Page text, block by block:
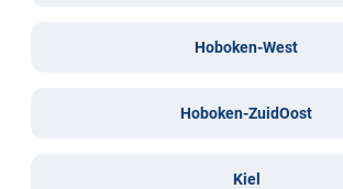
Hoboken-West
Hoboken-ZuidOost
Kiel